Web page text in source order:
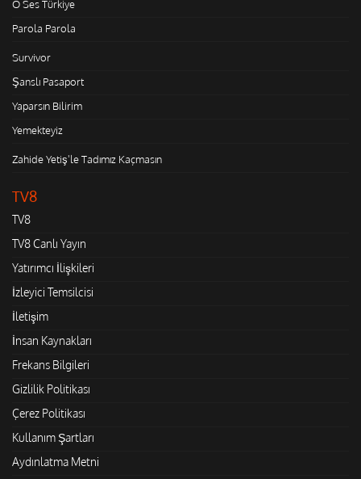
O Ses Türkiye
Parola Parola
Survivor
Şanslı Pasaport
Yaparsın Bilirim
Yemekteyiz
Zahide Yetiş'le Tadımız Kaçmasın
TV8
TV8
TV8 Canlı Yayın
Yatırımcı İlişkileri
İzleyici Temsilcisi
İletişim
İnsan Kaynakları
Frekans Bilgileri
Gizlilik Politikası
Çerez Politikası
Kullanım Şartları
Aydınlatma Metni